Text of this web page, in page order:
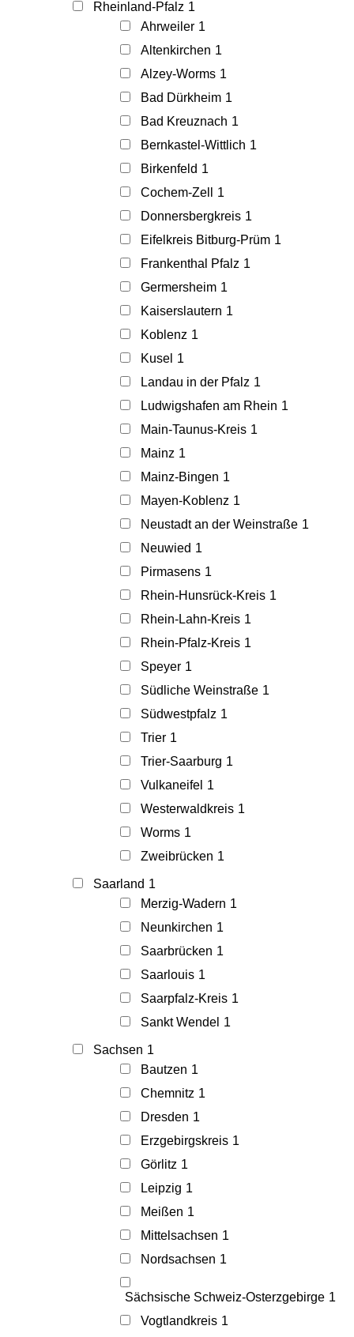
Rheinland-Pfalz 1
Ahrweiler 1
Altenkirchen 1
Alzey-Worms 1
Bad Dürkheim 1
Bad Kreuznach 1
Bernkastel-Wittlich 1
Birkenfeld 1
Cochem-Zell
1
Donnersbergkreis 1
Eifelkreis Bitburg-Prüm 1
Frankenthal Pfalz 1
Germersheim 1
Kaiserslautern 1
Koblenz 1
Kusel 1
Landau in der Pfalz 1
Ludwigshafen am Rhein 1
Main-Taunus-Kreis 1
Mainz 1
Mainz-Bingen 1
Mayen-Koblenz 1
Neustadt an der Weinstraße 1
Neuwied 1
Pirmasens 1
Rhein-Hunsrück-Kreis 1
Rhein-Lahn-Kreis 1
Rhein-Pfalz-Kreis 1
Speyer 1
Südliche Weinstraße 1
Südwestpfalz 1
Trier 1
Trier-Saarburg 1
Vulkaneifel 1
Westerwaldkreis 1
Worms 1
Zweibrücken 1
Saarland 1
Merzig-Wadern 1
Neunkirchen 1
Saarbrücken 1
Saarlouis 1
Saarpfalz-Kreis 1
Sankt Wendel 1
Sachsen 1
Bautzen 1
Chemnitz 1
Dresden 1
Erzgebirgskreis 1
Görlitz 1
Leipzig 1
Meißen 1
Mittelsachsen 1
Nordsachsen 1
Sächsische Schweiz-Osterzgebirge 1
Vogtlandkreis 1